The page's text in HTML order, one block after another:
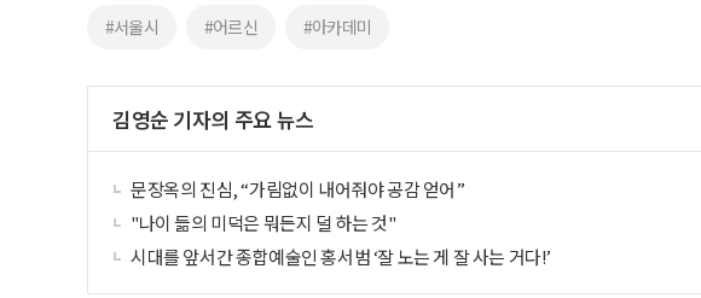
#서울시 #어르신 #아카데미
김영순 기자의 주요 뉴스
문장옥의 진심, “가림없이 내어줘야 공감 얻어”
"나이 듦의 미덕은 뭐든지 덜 하는 것"
시대를 앞서간 종합예술인 홍서범 ‘잘 노는 게 잘 사는 거다!’